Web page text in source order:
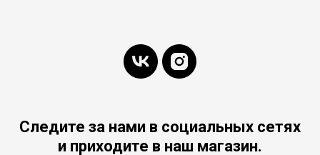
Следите за нами в социальных сетях
и приходите в наш магазин.